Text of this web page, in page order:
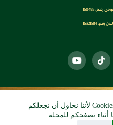
نحن نستخدم ملفات الارتباط Cookies لأننا نحاول أن نجعلكم
أثناء تصفحكم للمجلة.
160495
16321584